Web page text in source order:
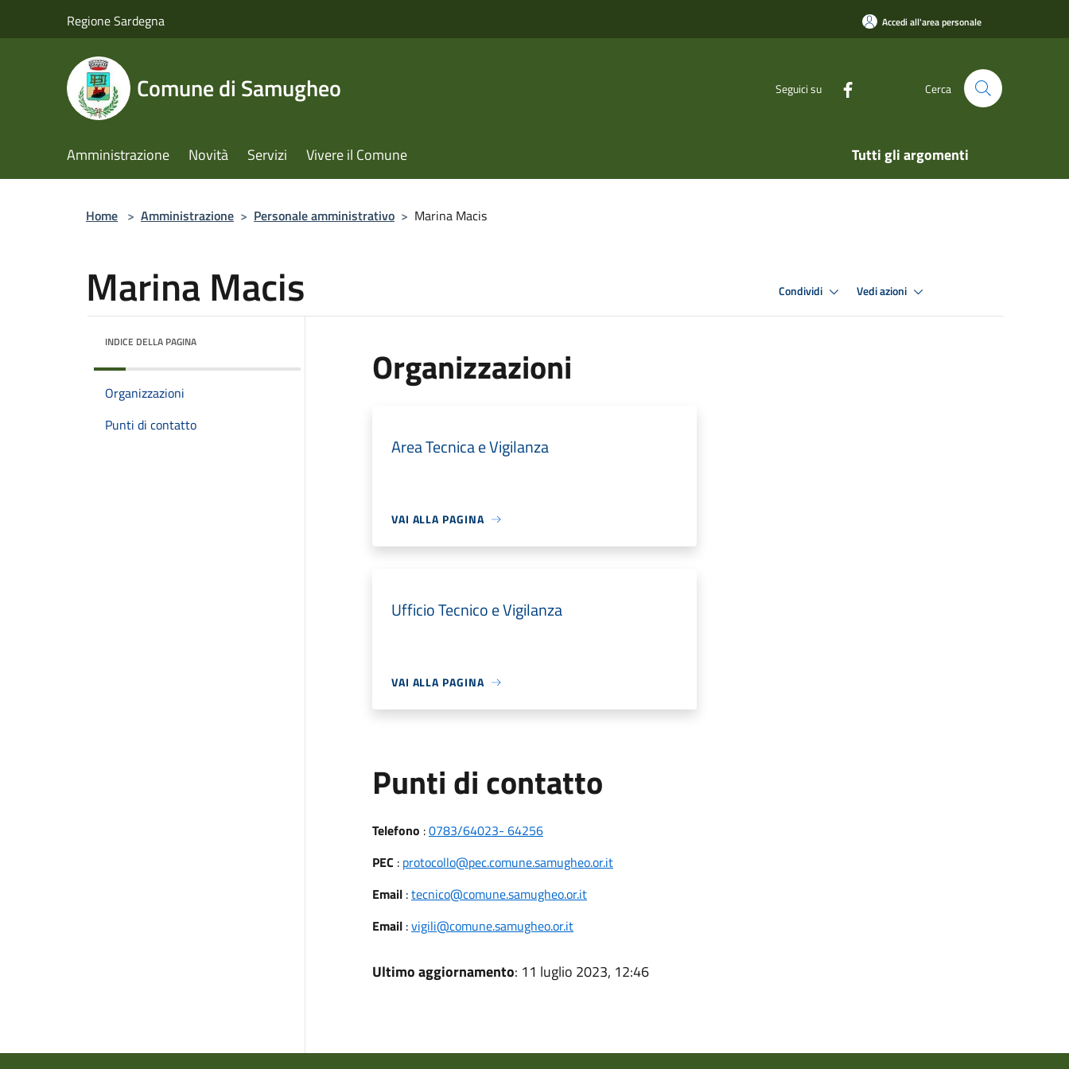
Regione Sardegna Accedi all'area personale
Comune di Samugheo Seguici su Cerca
Amministrazione Novità Servizi Vivere il Comune Tutti gli argomenti
Home > Amministrazione > Personale amministrativo > Marina Macis
Marina Macis Condividi Vedi azioni
INDICE DELLA PAGINA
Organizzazioni
Punti di contatto
Organizzazioni
Area Tecnica e Vigilanza
VAI ALLA PAGINA
Ufficio Tecnico e Vigilanza
VAI ALLA PAGINA
Punti di contatto
Telefono :0783/64023- 64256
PEC : protocollo@pec.comune.samugheo.or.it
Email:tecnico@comune.samugheo.or.it
Email:vigili@comune.samugheo.or.it
Ultimo aggiornamento: 11 luglio 2023, 12:46